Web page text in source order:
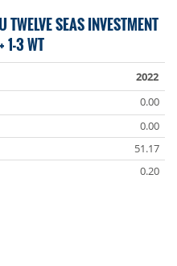
SEAS INVESTMENT
1-3 WT
2022
0.00
0.00
51.17
0.20